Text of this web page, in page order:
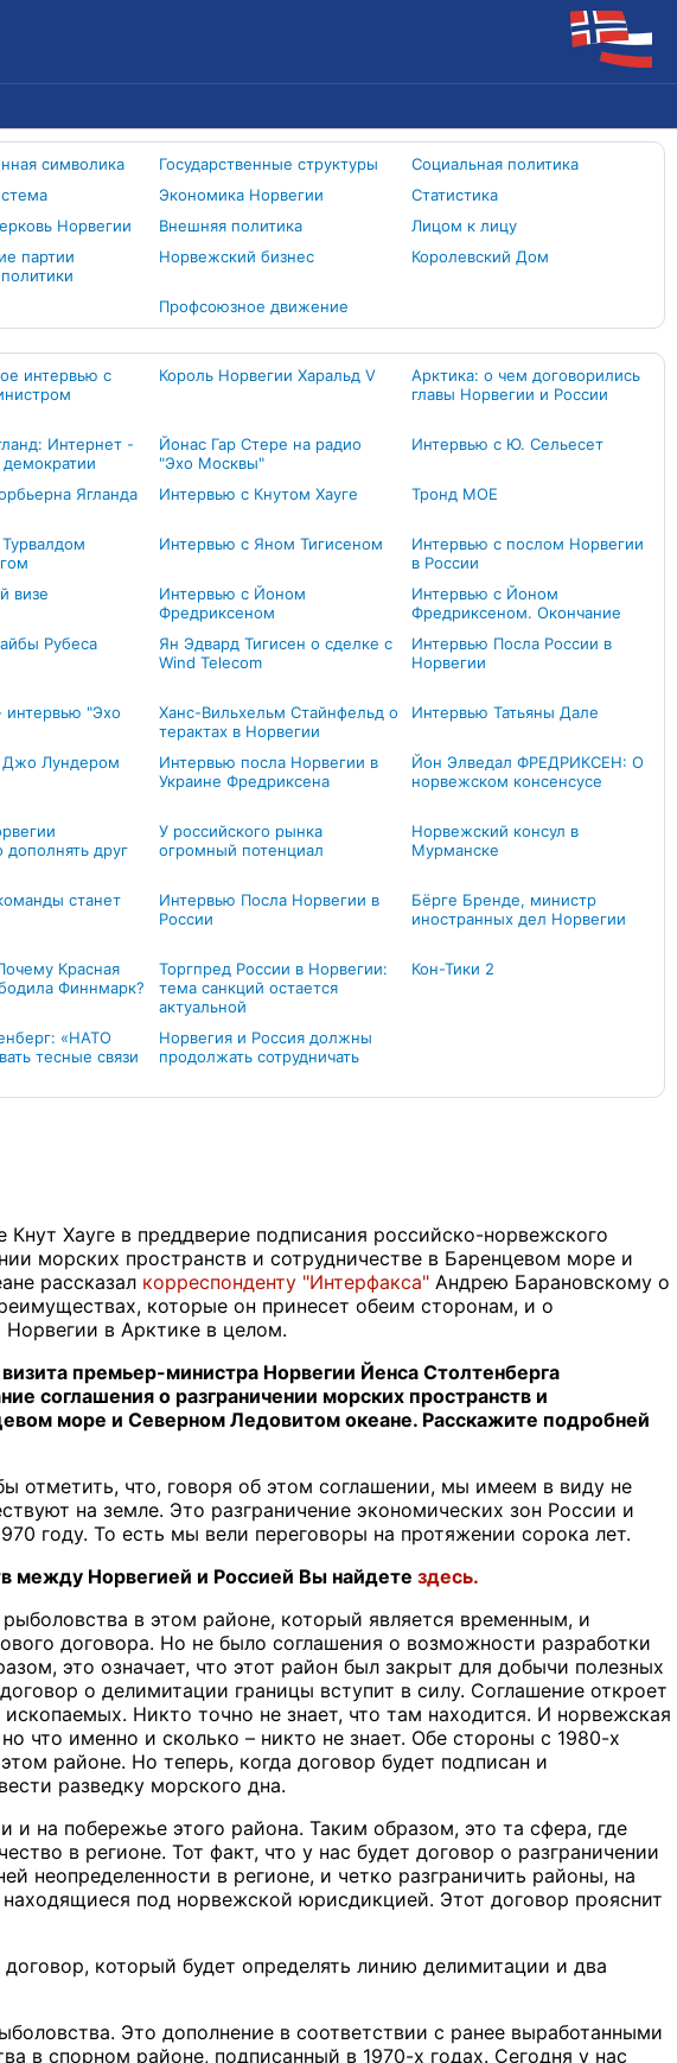
символика Государственные структуры
Социальная политика
Экономика Норвегии
Статистика
Норвегии Внешняя политика
Лицом к лицу
партии
Норвежский бизнес Королевский Дом
Профсоюзное движение
интервью с
Король Норвегии Харальд V
Арктика: о чем договорились
главы Норвегии и России
Интернет -
Йонас Гар Стере на радио
"Эхо Москвы"
Интервью с Ю. Сельесет
Ягланда Интервью с Кнутом Хауге Тронд МОЕ
Интервью с Яном Тигисеном
Интервью с послом Норвегии
в России
визе
Интервью с Йоном
Фредриксеном
Интервью с Йоном
Фредриксеном. Окончание
Рубеса
Ян Эдвард Тигисен о сделке с
Wind Telecom
Интервью Посла России в
Норвегии
интервью "Эхо
Ханс-Вильхельм Стайнфельд о
терактах в Норвегии
Интервью Татьяны Дале
Джо Лундером
Интервью посла Норвегии в
Украине Фредриксена
Йон Элведал ФРЕДРИКСЕН: О
норвежском консенсусе
друг
У российского рынка
огромный потенциал
Норвежский консул в
Мурманске
станет
Интервью Посла Норвегии в
России
Бёрге Бренде, министр
иностранных дел Норвегии
Красная
Финнмарк?
Торгпред России в Норвегии:
тема санкций остается
актуальной
Кон-Тики 2
«НАТО
тесные связи
Норвегия и Россия должны
продолжать сотрудничать
Хауге в преддверие подписания российско-норвежского
морских пространств и сотрудничестве в Баренцевом море и
рассказал корреспонденту "Интерфакса" Андрею Барановскому о
которые он принесет обеим сторонам, и о
Норвегии в Арктике в целом.
премьер-министра Норвегии Йенса Столтенберга
соглашения о разграничении морских пространств и
море и Северном Ледовитом океане. Расскажите подробней
отметить, что, говоря об этом соглашении, мы имеем в виду не
на земле. Это разграничение экономических зон России и
году. То есть мы вели переговоры на протяжении сорока лет.
между Норвегией и Россией Вы найдете здесь.
в этом районе, который является временным, и
договора. Но не было соглашения о возможности разработки
это означает, что этот район был закрыт для добычи полезных
о делимитации границы вступит в силу. Соглашение откроет
Никто точно не знает, что там находится. И норвежская
что именно и сколько – никто не знает. Обе стороны с 1980-х
районе. Но теперь, когда договор будет подписан и
разведку морского дна.
и на побережье этого района. Таким образом, это та сфера, где
в регионе. Тот факт, что у нас будет договор о разграничении
неопределенности в регионе, и четко разграничить районы, на
под норвежской юрисдикцией. Этот договор прояснит
который будет определять линию делимитации и два
Это дополнение в соответствии с ранее выработанными
в спорном районе, подписанный в 1970-х годах. Сегодня у нас